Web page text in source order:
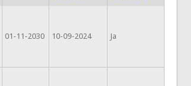
01-11-2030 10-09-2024 Ja